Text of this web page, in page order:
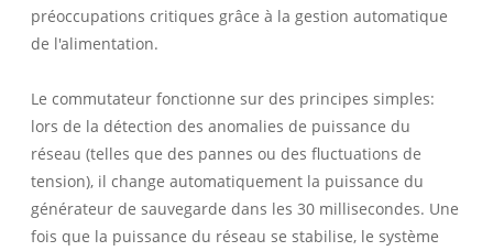
préoccupations critiques grâce à la gestion automatique
de l'alimentation.
Le commutateur fonctionne sur des principes simples:
lors de la détection des anomalies de puissance du
réseau (telles que des pannes ou des fluctuations de
tension), il change automatiquement la puissance du
générateur de sauvegarde dans les 30 millisecondes. Une
fois que la puissance du réseau se stabilise, le système